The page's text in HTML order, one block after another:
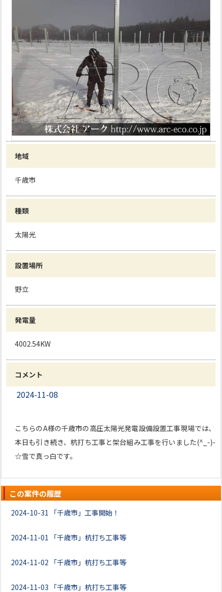
地域
千歳市
種類
太陽光
設置場所
野立
発電量
4002.54KW
コメント
2024-11-08
こちらのA様の千歳市の高圧太陽光発電設備設置工事現場では、
本日も引き続き、杭打ち工事と架台組み工事を行いました(^_-)-
☆雪で真っ白です。
この案件の履歴
2024-10-31 「千歳市」工事開始！
2024-11-01 「千歳市」杭打ち工事等
2024-11-02 「千歳市」杭打ち工事等
2024-11-03 「千歳市」杭打ち工事等